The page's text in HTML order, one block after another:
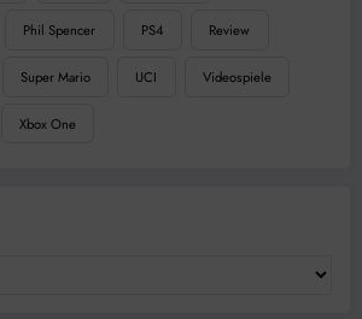
Phil Spencer PS4 Review
Super Mario UCI Videospiele
Xbox One